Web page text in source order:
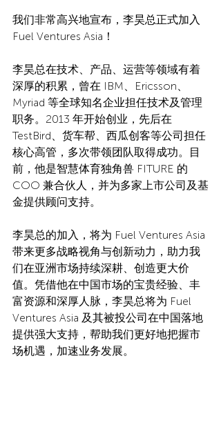
我们非常高兴地宣布，李昊总正式加入
Fuel Ventures Asia！
李昊总在技术、产品、运营等领域有着
深厚的积累，曾在 IBM、Ericsson、
Myriad 等全球知名企业担任技术及管理
职务。2013 年开始创业，先后在
TestBird、货车帮、西瓜创客等公司担任
核心高管，多次带领团队取得成功。目
前，他是智慧体育独角兽 FITURE 的
COO 兼合伙人，并为多家上市公司及基
金提供顾问支持。
李昊总的加入，将为 Fuel Ventures Asia
带来更多战略视角与创新动力，助力我
们在亚洲市场持续深耕、创造更大价
值。凭借他在中国市场的宝贵经验、丰
富资源和深厚人脉，李昊总将为 Fuel
Ventures Asia 及其被投公司在中国落地
提供强大支持，帮助我们更好地把握市
场机遇，加速业务发展。